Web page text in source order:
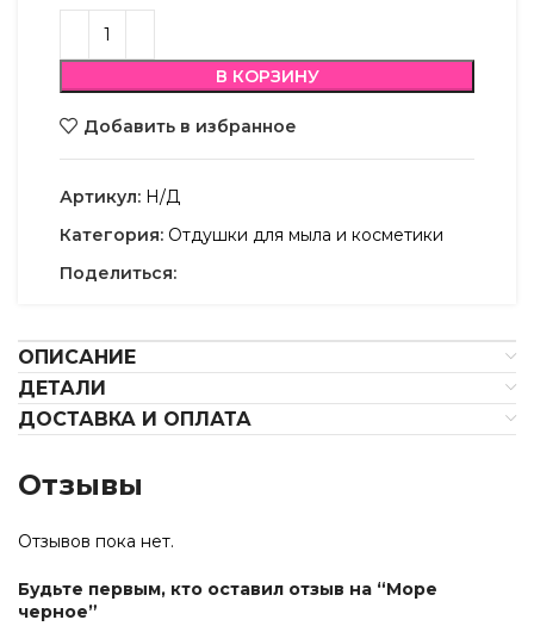
В КОРЗИНУ
Добавить в избранное
Артикул: Н/Д
Категория: Отдушки для мыла и косметики
Поделиться:
ОПИСАНИЕ
ДЕТАЛИ
ДОСТАВКА И ОПЛАТА
Отзывы
Отзывов пока нет.
Будьте первым, кто оставил отзыв на “Море
черное”